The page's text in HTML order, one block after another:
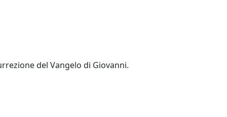
del Vangelo di Giovanni.